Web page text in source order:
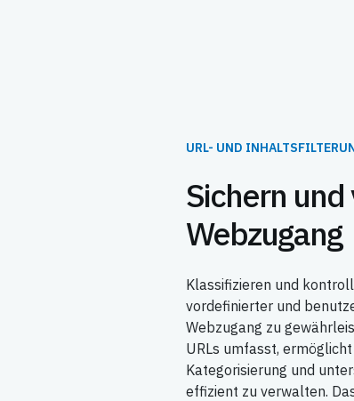
URL- UND
Sichern
Webzugang
Klassifizieren und
vordefinierter und
Webzugang zu
URLs umfasst,
Kategorisierung und
effizient zu verwalten.